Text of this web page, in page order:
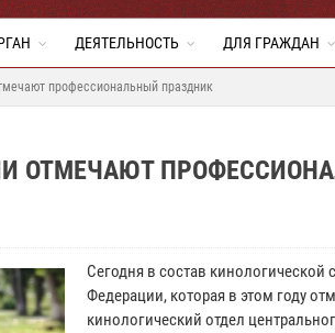
ДЕЯТЕЛЬНОСТЬ ДЛЯ ГРАЖДАН
профессиональный праздник
ОТМЕЧАЮТ
Сегодня в состав
Федерации, которая в этом году
кинологический отдел